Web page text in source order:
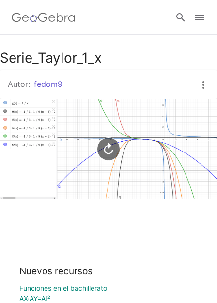
Google Classroom
GeoGebra Classroom
Abrir sesión
Serie_Taylor_1_x
Autor: fedom9
Nuevos recursos
Funciones en el bachillerato
AX·AY=AI²